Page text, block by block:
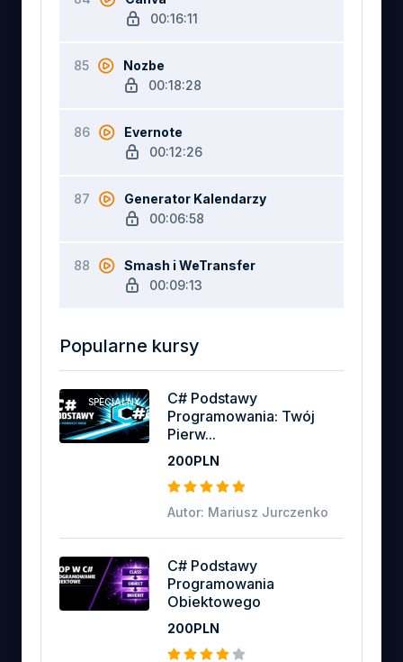
00:16:11
85
Nozbe
00:18:28
86
Evernote
00:12:26
87
Generator Kalendarzy
00:06:58
88
Smash i WeTransfer
00:09:13
Popularne kursy
SPECIALNY
C# Podstawy
Programowania: Twój
Pierw...
200PLN
Autor: Mariusz Jurczenko
C# Podstawy
Programowania
Obiektowego
200PLN